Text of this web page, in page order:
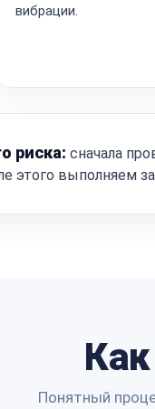
вибрации.
риска: сначала
этого выполняем
Понятный